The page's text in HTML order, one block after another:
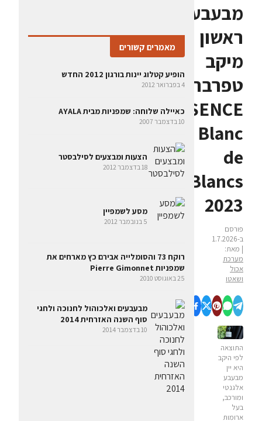
מבעבע
ראשון
מיקב
טפרברג:
ESSENCE
Blanc
de
Blancs
2023
פורסם
ב-1.7.2026
| מאת:
מערכת
אכול
ושאטו
התוצאה
לפי היקב
היא יין
מבעבע
אלגנטי
ומורכב,
בעל
ארומות
מאמרים קשורים
הופיע קטלוג יינות בורגון 2012 החדש
4 בפברואר 2012
כאיילה שלוחה: שמפניות מבית AYALA
10 בדצמבר 2007
הצעות ומבצעים לסילבסטר
18 בדצמבר 2012
מסע לשמפיין
5 בנובמבר 2012
רוקח 73 והסומלייה אבירם כץ מארחים את
שמפניות Pierre Gimonnet
25 באוגוסט 2010
מבעבעים ואלכוהול לחנוכה ולחגי
סוף השנה האזרחית 2014
10 בדצמבר 2014